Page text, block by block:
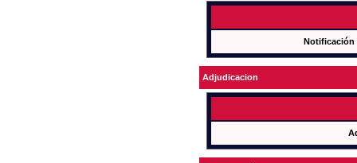
Notificación
Adjudicacion